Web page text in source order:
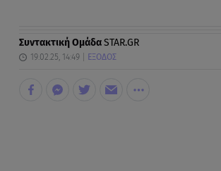
Συντακτική ΟμάδαSTAR.GR
19.02.25, 14:49 ΕΞΟΔΟΣ